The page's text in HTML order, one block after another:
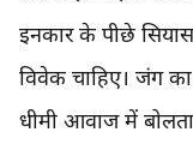
इनकार के पीछे
विवेक चाहिए। जंग
धीमी आवाज में